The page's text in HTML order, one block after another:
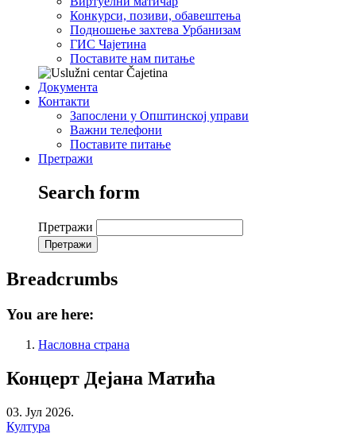
Конкурси, позиви, обавештења
Подношење захтева Урбанизам
ГИС Чајетина
Поставите нам питање
Документа
Контакти
Запослени у Општинској управи
Важни телефони
Поставите питање
Претражи
Search form
Претражи
Breadcrumbs
You are here:
Насловна страна
Концерт Дејана Матића
03. Јул 2026.
Култура